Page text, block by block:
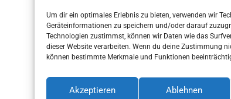
Um dir ein optimales Erlebnis zu bieten, verwenden wir
Geräteinformationen zu speichern und/oder darauf
Technologien zustimmst, können wir Daten wie das
dieser Website verarbeiten. Wenn du deine Zustimmung
können bestimmte Merkmale und Funktionen
Akzeptieren Ablehnen